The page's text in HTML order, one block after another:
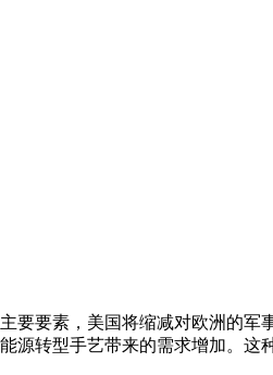
要要素，美国将缩减对欧洲的军
源转型手艺带来的需求增加。这